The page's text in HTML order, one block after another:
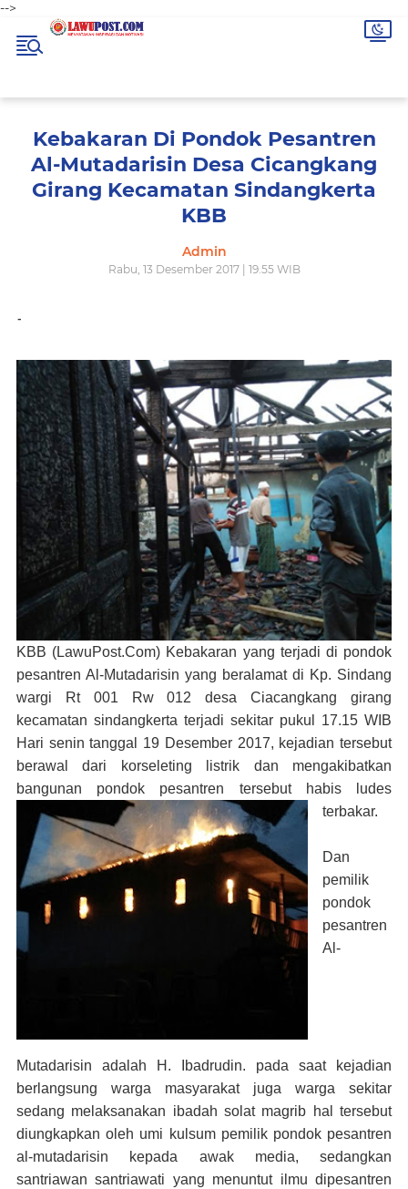
-->
Kebakaran Di Pondok Pesantren
Al-Mutadarisin Desa Cicangkang
Girang Kecamatan Sindangkerta
KBB
Admin
Rabu, 13 Desember 2017 | 19.55 WIB
-
KBB (LawuPost.Com) Kebakaran yang terjadi di pondok
pesantren Al-Mutadarisin yang beralamat di Kp. Sindang
wargi Rt 001 Rw 012 desa Ciacangkang girang
kecamatan sindangkerta terjadi sekitar pukul 17.15 WIB
Hari senin tanggal 19 Desember 2017, kejadian tersebut
berawal dari korseleting listrik dan mengakibatkan
bangunan pondok pesantren tersebut habis ludes
terbakar.
Dan
pemilik
pondok
pesantren
Al-
Mutadarisin adalah H. Ibadrudin. pada saat kejadian
berlangsung warga masyarakat juga warga sekitar
sedang melaksanakan ibadah solat magrib hal tersebut
diungkapkan oleh umi kulsum pemilik pondok pesantren
al-mutadarisin kepada awak media, sedangkan
santriawan santriawati yang menuntut ilmu dipesantren